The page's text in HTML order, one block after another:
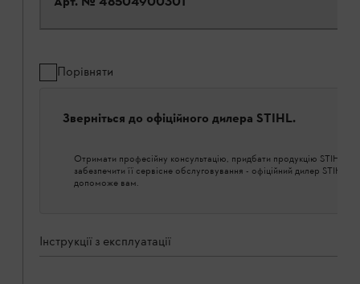
Порівняти
Зверніться до офіційного дилера STIHL.
Отримати професійну консультацію, придбати продукцію STIHL і
забезпечити її сервісне обслуговування - офіційний дилер STIHL
допоможе вам.
Інструкції з експлуатації